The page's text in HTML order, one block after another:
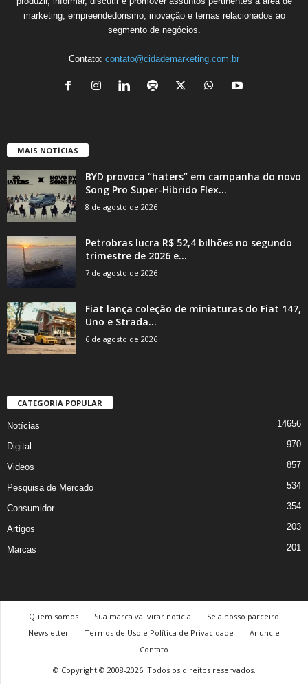
marketing, empreendedorismo, inovação e temas relacionados ao
segmento de negócios.
Contato: contato@cidademarketing.com.br
MAIS NOTÍCIAS
BYD provoca “haters” em campanha do novo
Song Pro Super-Híbrido Flex...
8 de agosto de 2026
Petrobras lucra R$ 52,4 bilhões no segundo
trimestre de 2026 e...
7 de agosto de 2026
Fiat lança coleção de miniaturas do Fiat 147,
Uno e Strada...
6 de agosto de 2026
CATEGORIA POPULAR
Notícias 14656
Digital 970
Videos 857
Pesquisa de Mercado 534
Consumidor 354
Artigos 203
Marcas 201
Quem somos Sua marca vai virar notícia
Seja nosso parceiro
Newsletter
Termos de Uso e Política de Privacidade
Anuncie
Contato
© Copyright © 2008-2026. Todos os direitos reservados.